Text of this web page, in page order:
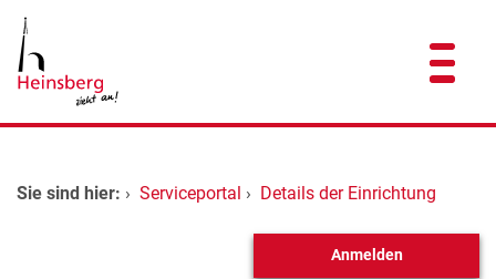
Zum Hauptinhalt springen
Zum Header
Zum Hauptinhalt
Zum Footer
Dienstleistungen A-Z
Sie sind hier: › Serviceportal › Details der Einrichtung
Anmelden